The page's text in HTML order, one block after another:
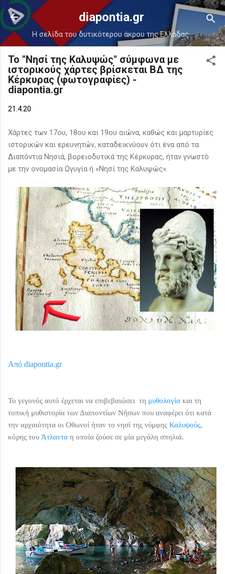
Μετάβαση στο κύριο περιεχόμενο
diapontia.gr
Η σελίδα του δυτικότερου άκρου της Ελλάδας.
Το "Νησί της Καλυψώς" σύμφωνα με
ιστορικούς χάρτες βρίσκεται ΒΔ της
Κέρκυρας (φωτογραφίες) -
diapontia.gr
21.4.20
Χάρτες των 17ου, 18ου και 19ου αιώνα, καθώς και μαρτυρίες
ιστορικών και ερευνητών, καταδεικνύουν ότι ένα από τα
Διαπόντια Νησιά, βορειοδυτικά της Κέρκυρας, ήταν γνωστό
με την ονομασία Ωγυγία ή «Νησί της Καλυψώς».
Από diapontia.gr
Το γεγονός αυτό έρχεται να επιβεβαιώσει τη μυθολογία και τη
τοπική μυθιστορία των Διαποντίων Νήσων που αναφέρει ότι κατά
την αρχαιότητα οι Οθωνοί ήταν το νησί της νύμφης Καλυψούς,
κόρης του Άτλαντα η οποία ζούσε σε μία μεγάλη σπηλιά.